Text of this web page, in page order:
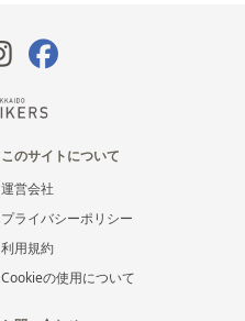
このサイトについて
運営会社
プライバシーポリシー
利用規約
Cookieの使用について